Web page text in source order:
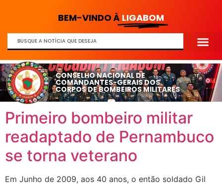
BEM-VINDO À LIGABOM
CONSELHO NACIONAL DE
COMANDANTES-GERAIS DOS
CORPOS DE BOMBEIROS MILITARES
Primeiro bombeiro militar
readaptado de Pernambuco
se torna veterano
Em Junho de 2009, aos 40 anos, o então soldado Gil